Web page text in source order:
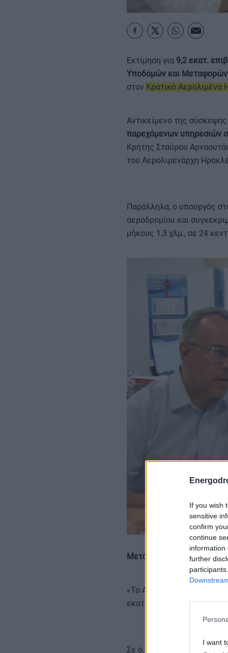
If you wish
sensitive
confirm
continue
information
further
I want
Εκτίμηση για9,2 εκατ.
Υποδομών και Μεταφορών
στον Κρατικό Αερολιμένα
Αντικείμενο της σύσκεψης
παρεχόμενων υπηρεσιών
Κρήτης Σταύρου
του Αερολιμενάρχη
Παράλληλα, ο υπουργός
αεροδρομίου και
μήκους 1,3 χλμ., σε 24
Μετά τη σύσκεψη, ο κ.
«Το Αεροδρόμιο είχε 8,7
εκατ. επιβάτες το 2024.
Σε ό,τι αφορά την